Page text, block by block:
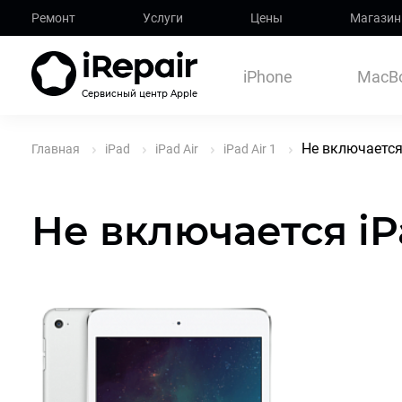
Ремонт Услуги Цены Магазин
Сервисный центр Apple
iPhone
Главная iPad iPad Air iPad Air 1 Не
Не включается